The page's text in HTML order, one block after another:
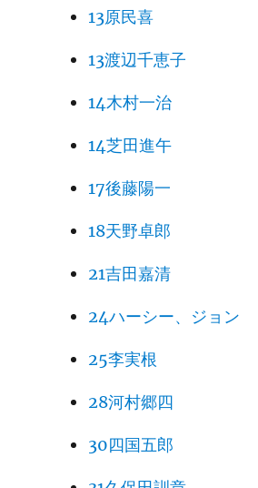
13原民喜
13渡辺千恵子
14木村一治
14芝田進午
17後藤陽一
18天野卓郎
21吉田嘉清
24ハーシー、ジョン
25李実根
28河村郷四
30四国五郎